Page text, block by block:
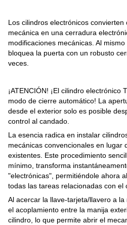
Los cilindros electrónicos convierten
mecánica en una cerradura
modificaciones mecánicas. Al
bloquea la puerta con un robusto
veces.
¡ATENCIÓN! ¡El cilindro electrónico
modo de cierre automático! La
desde el exterior solo es posible
control al candado.
La esencia radica en instalar
mecánicas convencionales en lugar
existentes. Este procedimiento
mínimo, transforma
"electrónicas", permitiéndole ahora
todas las tareas relacionadas con el
Al acercar la llave-tarjeta/llavero a
el acoplamiento entre la manija
cilindro, lo que permite abrir el